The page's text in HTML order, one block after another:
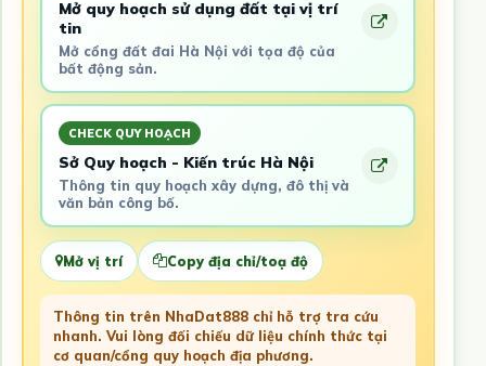
Mở quy hoạch sử dụng đất tại vị trí
tin
Mở cổng đất đai Hà Nội với tọa độ của
bất động sản.
CHECK QUY HOẠCH
Sở Quy hoạch - Kiến trúc Hà Nội
Thông tin quy hoạch xây dựng, đô thị và
văn bản công bố.
Mở vị trí Copy địa chỉ/toạ độ
Thông tin trên NhaDat888 chỉ hỗ trợ tra cứu
nhanh. Vui lòng đối chiếu dữ liệu chính thức tại
cơ quan/cổng quy hoạch địa phương.